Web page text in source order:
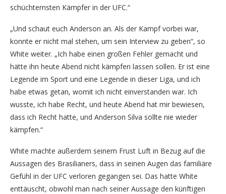
schüchternsten Kämpfer in der UFC.“
„Und schaut euch Anderson an. Als der Kampf vorbei war,
konnte er nicht mal stehen, um sein Interview zu geben“, so
White weiter. „Ich habe einen großen Fehler gemacht und
hätte ihn heute Abend nicht kämpfen lassen sollen. Er ist eine
Legende im Sport und eine Legende in dieser Liga, und ich
habe etwas getan, womit ich nicht einverstanden war. Ich
wusste, ich habe Recht, und heute Abend hat mir bewiesen,
dass ich Recht hatte, und Anderson Silva sollte nie wieder
kämpfen.“
White machte außerdem seinem Frust Luft in Bezug auf die
Aussagen des Brasilianers, dass in seinen Augen das familiäre
Gefühl in der UFC verloren gegangen sei. Das hatte White
enttäuscht, obwohl man nach seiner Aussage den künftigen